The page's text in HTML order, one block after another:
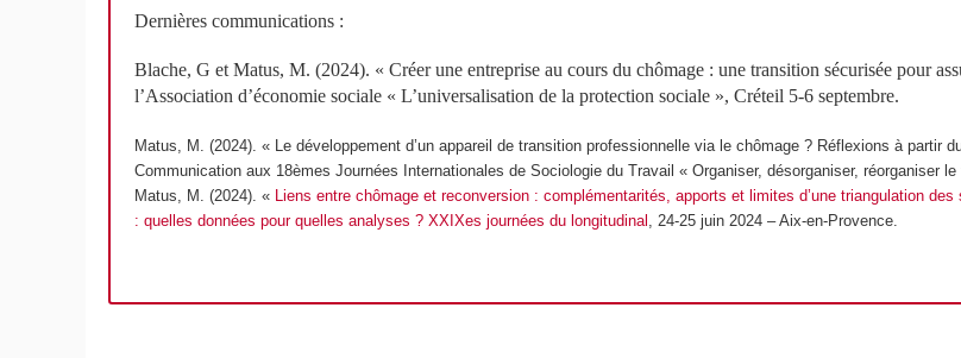
Dernières communications :
Blache, G et Matus, M. (2024). « Créer une entreprise au cours du chômage : une transition sécurisée pour
l’Association d’économie sociale « L’universalisation de la protection sociale », Créteil 5-6 septembre.
Matus, M. (2024). « Le développement d’un appareil de transition professionnelle viale chômage ? Réflexions à partir
Communication aux 18èmes Journées Internationales de Sociologie du Travail « Organiser, désorganiser, réorganiser
Matus, M. (2024). « Liens entre chômage et reconversion : complémentarités, apports et limites d’une triangulation des
: quelles données pour quelles analyses ? XXIXes journées du longitudinal 24-25 juin 2024 – Aix-en-Provence.